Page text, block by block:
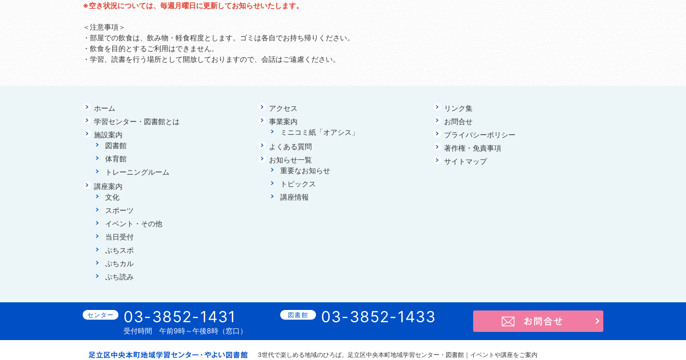
※空き状況については、毎週月曜日に更新してお知らせいたします。
＜注意事項＞
・部屋での飲食は、飲み物・軽食程度とします。ゴミは各自でお持ち帰りください。
・飲食を目的とするご利用はできません。
・学習、読書を行う場所として開放しておりますので、会話はご遠慮ください。
ホーム
学習センター・図書館とは
施設案内
図書館
体育館
トレーニングルーム
講座案内
文化
スポーツ
イベント・その他
当日受付
ぷちスポ
ぷちカル
ぷち読み
アクセス
事業案内
ミニコミ紙「オアシス」
よくある質問
お知らせ一覧
重要なお知らせ
トピックス
講座情報
リンク集
お問合せ
プライバシーポリシー
著作権・免責事項
サイトマップ
03-3852-1431
受付時間 午前9時～午後8時（窓口）
03-3852-1433
3世代で楽しめる地域のひろば。 足立区中央本町地域学習センター・図書館｜イベントや講座をご案内